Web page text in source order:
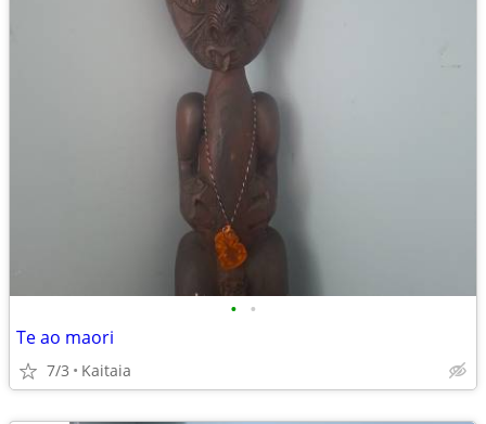
• •
Te ao maori
7/3 Kaitaia